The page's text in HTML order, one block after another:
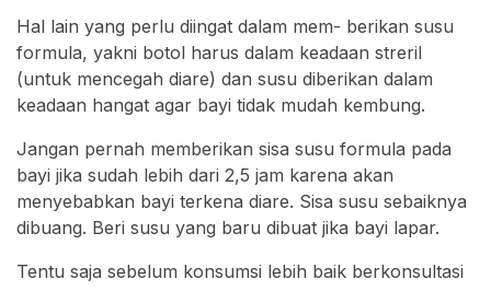
Hal lain yang perlu diingat dalam mem- berikan susu
formula, yakni botol harus dalam keadaan streril
(untuk mencegah diare) dan susu diberikan dalam
keadaan hangat agar bayi tidak mudah kembung.
Jangan pernah memberikan sisa susu formula pada
bayi jika sudah lebih dari 2,5 jam karena akan
menyebabkan bayi terkena diare. Sisa susu sebaiknya
dibuang. Beri susu yang baru dibuat jika bayi lapar.
Tentu saja sebelum konsumsi lebih baik berkonsultasi